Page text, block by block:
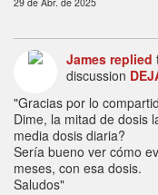
James replied
discussion
"Gracias por lo
Dime, la mitad de dosis
media dosis diaria?
Sería bueno ver cómo
meses, con esa dosis.
Saludos"